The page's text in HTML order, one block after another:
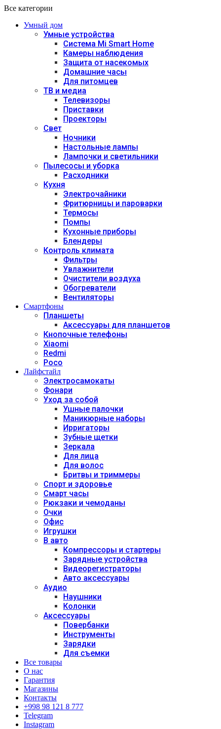
Все категории
Умный дом
Умные устройства
Система Mi Smart Home
Камеры наблюдения
Защита от насекомых
Домашние часы
Для питомцев
ТВ и медиа
Телевизоры
Приставки
Проекторы
Свет
Ночники
Настольные лампы
Лампочки и светильники
Пылесосы и уборка
Расходники
Кухня
Электрочайники
Фритюрницы и пароварки
Термосы
Помпы
Кухонные приборы
Блендеры
Контроль климата
Фильтры
Увлажнители
Очистители воздуха
Обогреватели
Вентиляторы
Смартфоны
Планшеты
Аксессуары для планшетов
Кнопочные телефоны
Xiaomi
Redmi
Poco
Лайфстайл
Электросамокаты
Фонари
Уход за собой
Ушные палочки
Маникюрные наборы
Ирригаторы
Зубные щетки
Зеркала
Для лица
Для волос
Бритвы и триммеры
Спорт и здоровье
Смарт часы
Рюкзаки и чемоданы
Очки
Офис
Игрушки
В авто
Компрессоры и стартеры
Зарядные устройства
Видеорегистраторы
Авто аксессуары
Аудио
Наушники
Колонки
Аксессуары
Повербанки
Инструменты
Зарядки
Для съемки
Все товары
О нас
Гарантия
Магазины
Контакты
+998 98 121 8 777
Telegram
Instagram